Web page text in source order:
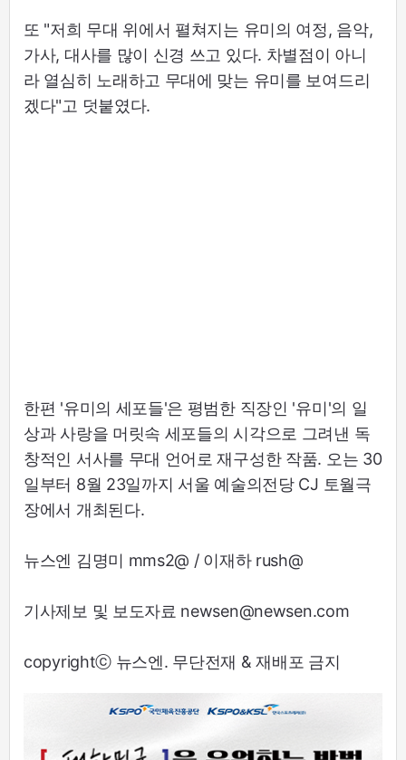
또 "저희 무대 위에서 펼쳐지는 유미의 여정, 음악,
가사, 대사를 많이 신경 쓰고 있다. 차별점이 아니
라 열심히 노래하고 무대에 맞는 유미를 보여드리
겠다"고 덧붙였다.
한편 '유미의 세포들'은 평범한 직장인 '유미'의 일
상과 사랑을 머릿속 세포들의 시각으로 그려낸 독
창적인 서사를 무대 언어로 재구성한 작품. 오는 30
일부터 8월 23일까지 서울 예술의전당 CJ 토월극
장에서 개최된다.
뉴스엔 김명미 mms2@ / 이재하 rush@
기사제보 및 보도자료 newsen@newsen.com
copyrightⓒ 뉴스엔. 무단전재 & 재배포 금지